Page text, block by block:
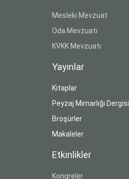
Mesleki Mevzuat
Oda Mevzuatı
KVKK Mevzuatı
Yayınlar
Kitaplar
Peyzaj Mimarlığı Dergisi
Broşürler
Makaleler
Etkinlikler
Kongreler